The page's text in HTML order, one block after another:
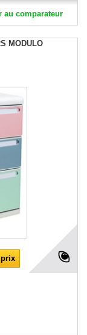
au comparateur
MODULO